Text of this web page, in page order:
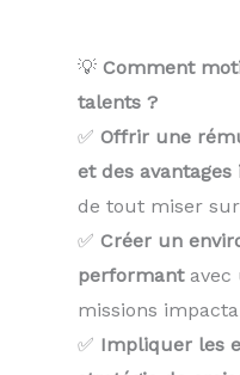
💡 Comment
talents ?
✅ Offrir une
et des
de tout miser sur
✅ Créer un
performantavec
missions
✅ Impliquer les